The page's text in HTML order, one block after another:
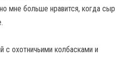
мне больше нравится, когда сыр